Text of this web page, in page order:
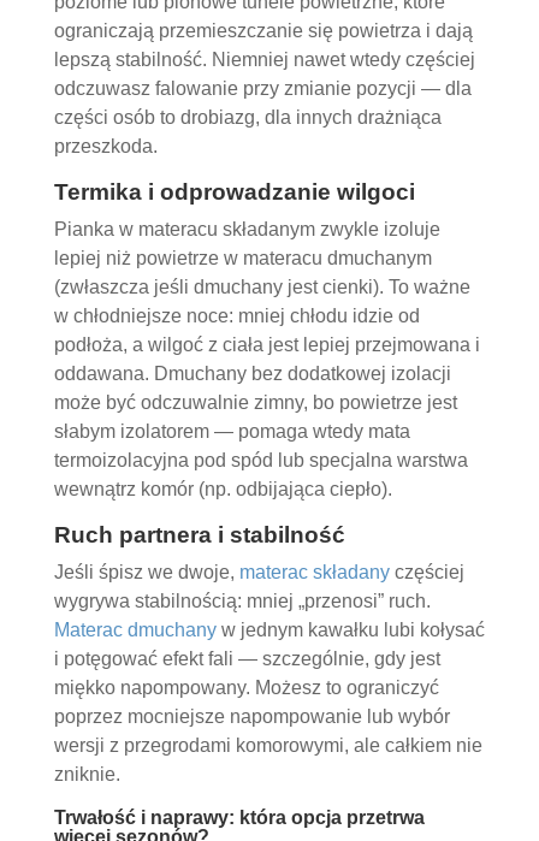
ograniczają przemieszczanie się powietrza i dają
lepszą stabilność. Niemniej nawet wtedy częściej
odczuwasz falowanie przy zmianie pozycji — dla
części osób to drobiazg, dla innych drażniąca
przeszkoda.
Termika i odprowadzanie wilgoci
Pianka w materacu składanym zwykle izoluje
lepiej niż powietrze w materacu dmuchanym
(zwłaszcza jeśli dmuchany jest cienki). To ważne
w chłodniejsze noce: mniej chłodu idzie od
podłoża, a wilgoć z ciała jest lepiej przejmowana i
oddawana. Dmuchany bez dodatkowej izolacji
może być odczuwalnie zimny, bo powietrze jest
słabym izolatorem — pomaga wtedy mata
termoizolacyjna pod spód lub specjalna warstwa
wewnątrz komór (np. odbijająca ciepło).
Ruch partnera i stabilność
Jeśli śpisz we dwoje, materac składanyczęściej
wygrywa stabilnością: mniej „przenosi” ruch.
Materac dmuchanyw jednym kawałku lubi kołysać
i potęgować efekt fali — szczególnie, gdy jest
miękko napompowany. Możesz to ograniczyć
poprzez mocniejsze napompowanie lub wybór
wersji z przegrodami komorowymi, ale całkiem nie
zniknie.
Trwałość i naprawy: która opcja przetrwa